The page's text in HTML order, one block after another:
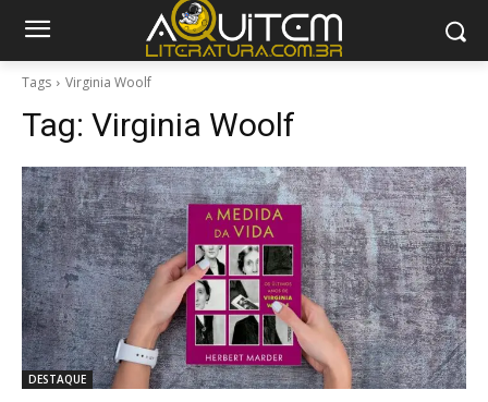
Tags Virginia Woolf
Tag: Virginia Woolf
DESTAQUE